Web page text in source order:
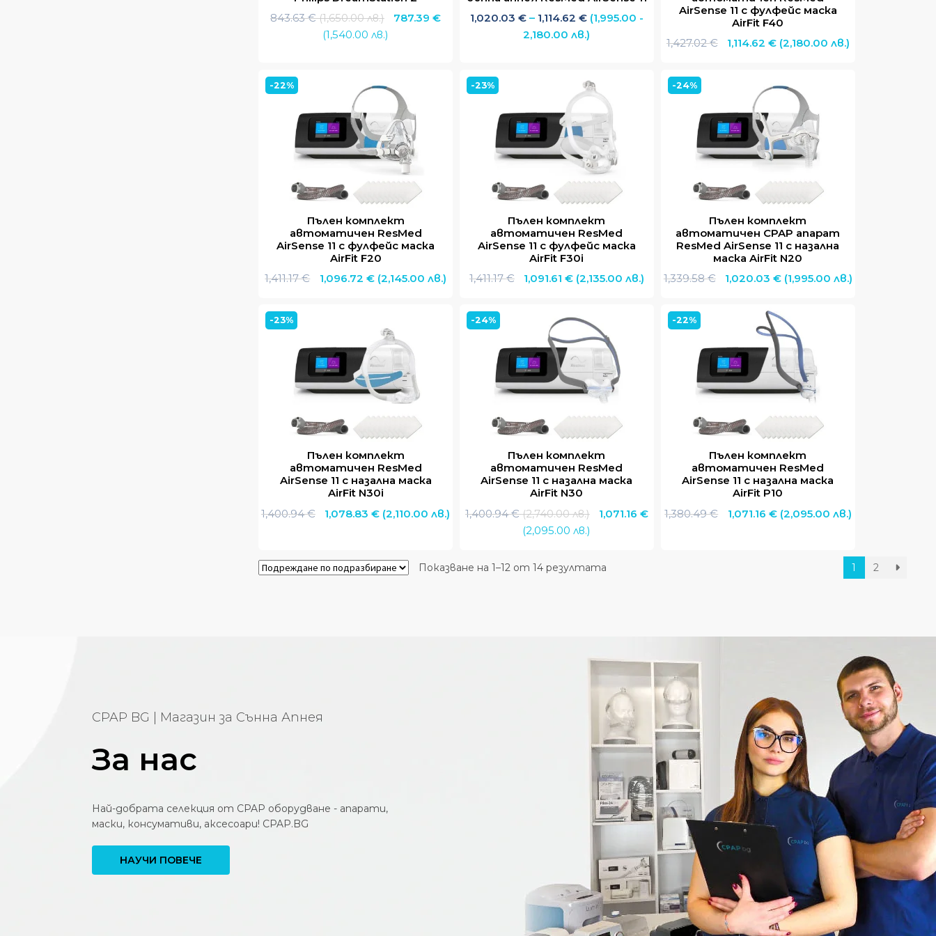
843.63€ (1,650.00 лв.)
Original
price
(1,650.00
лв.).
787.39€
(1,540.00 лв.)
787.39 €
(1,540.00
лв.).
1,020.03 € – 1,114.62 €Price
range:
1,114.62 €
(1,995.00 -
2,180.00 лв.)
AirSense 11 с фулфейс маска
AirFit F40
1,427.02€
Original
1,427.02 €.
1,114.62€Текущата
1,114.62 €.
(2,180.00 лв.)
-22%
Пълен комплект
автоматичен ResMed
AirSense 11 с фулфейс маска
AirFit F20
1,411.17€
Original
1,096.72 €Текущата
1,096.72 €.
(2,145.00 лв.)
-23%
Пълен комплект
автоматичен ResMed
AirSense 11 с фулфейс маска
AirFit F30i
1,411.17€
Original
1,411.17 €.
1,091.61€Текущата
1,091.61 €.
(2,135.00 лв.)
-24%
Пълен комплект
автоматичен CPAP апарат
ResMed AirSense 11 с назална
маска AirFit N20
1,339.58€
Original
1,339.58 €.
1,020.03€Текущата
1,020.03 €.
(1,995.00 лв.)
-23%
Пълен комплект
автоматичен ResMed
AirSense 11 с назална маска
AirFit N30i
1,400.94€
Original
1,400.94 €.
1,078.83€Текущата
1,078.83 €.
(2,110.00 лв.)
-24%
Пълен комплект
автоматичен ResMed
AirSense 11 с назална маска
AirFit N30
1,400.94€ (2,740.00 лв.)
Original
1,400.94 €
1,071.16€
(2,095.00 лв.)
е:
-22%
Пълен комплект
автоматичен ResMed
AirSense 11 с назална маска
AirFit P10
1,380.49€
Original
1,071.16 €Текущата
(2,095.00 лв.)
Показване на 1–12 от 14 резултата 1 2
CPAP BG | Магазин за Сънна Апнея
За нас
Най-добрата селекция от CPAP оборудване - апарати,
маски, консумативи, аксесоари! CPAP.BG
НАУЧИ ПОВЕЧЕ